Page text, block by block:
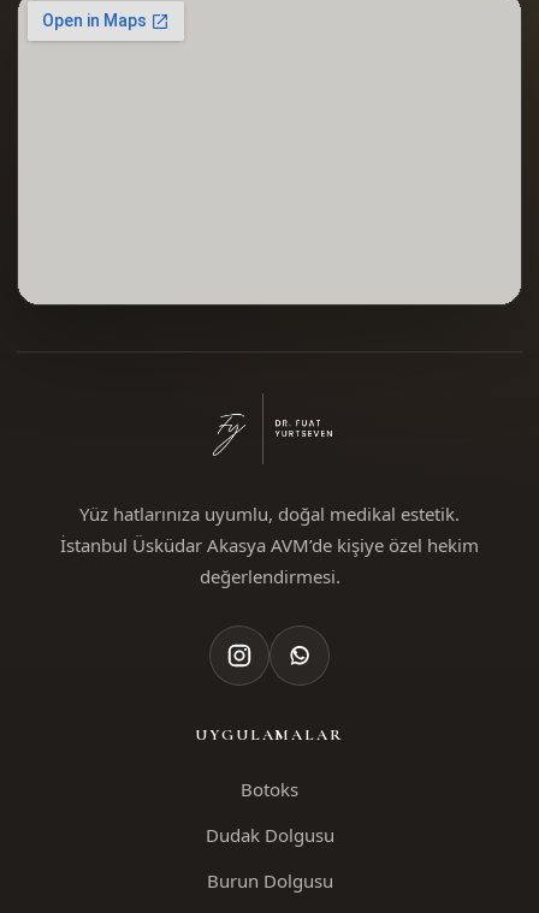
Yüz hatlarınıza uyumlu, doğal medikal estetik.
İstanbul Üsküdar Akasya AVM’de kişiye özel hekim
değerlendirmesi.
UYGULAMALAR
Botoks
Dudak Dolgusu
Burun Dolgusu